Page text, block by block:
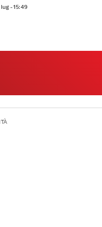
lug - 15:49